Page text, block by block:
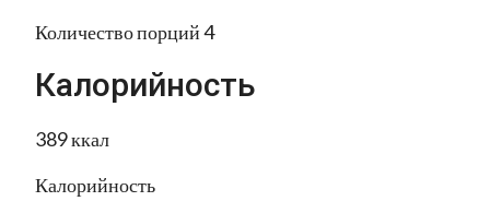
Количество порций 4
Калорийность
389 ккал
Калорийность